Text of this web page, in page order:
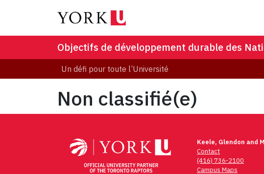
Objectifs de développement durable des
Un défi pour toute l’Université
Non classifié(e)
Keele, Glendon and
Contact
(416) 736-2100
Campus Maps